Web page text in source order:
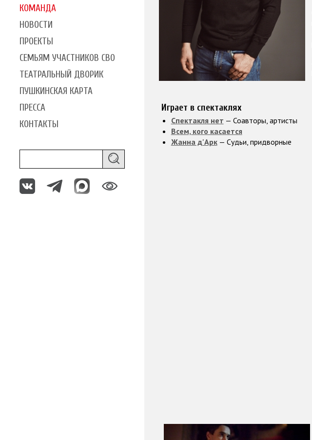
КОМАНДА
НОВОСТИ
ПРОЕКТЫ
СЕМЬЯМ УЧАСТНИКОВ СВО
ТЕАТРАЛЬНЫЙ ДВОРИК
ПУШКИНСКАЯ КАРТА
ПРЕССА
КОНТАКТЫ
Играет в спектаклях
Спектакля нет — Соавторы, артисты
Всем, кого касается
Жанна д'Арк— Судьи, придворные